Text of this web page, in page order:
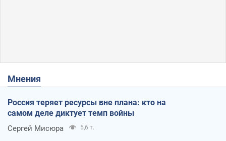
Мнения
Россия теряет ресурсы вне плана: кто на
самом деле диктует темп войны
Сергей Мисюра 5,6 т.